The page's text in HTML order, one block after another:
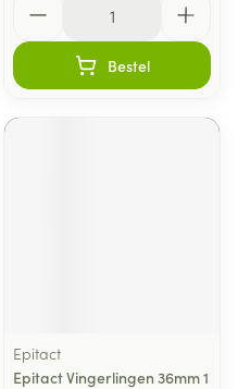
Bestel
Epitact
Epitact Vingerlingen 36mm 1